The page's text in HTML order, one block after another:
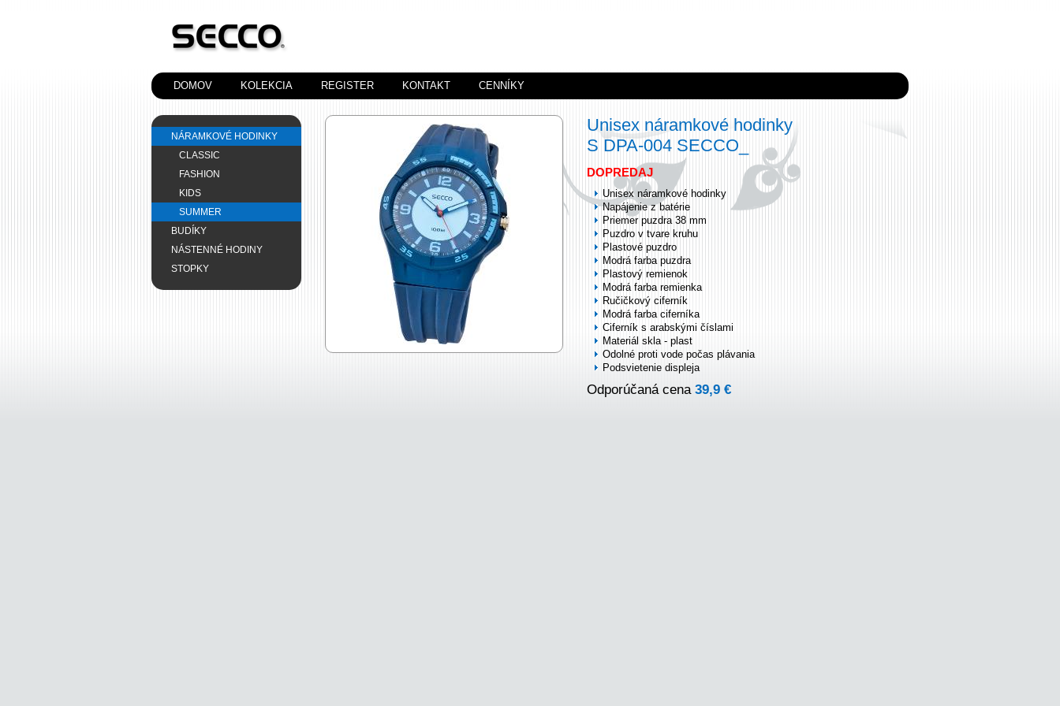
DOMOV KOLEKCIA REGISTER KONTAKT CENNÍKY
NÁRAMKOVÉ HODINKY
CLASSIC
FASHION
KIDS
SUMMER
BUDÍKY
NÁSTENNÉ HODINY
STOPKY
Unisex náramkové hodinky
S DPA-004 SECCO_
DOPREDAJ
Unisex náramkové hodinky
Napájenie z batérie
Priemer puzdra 38 mm
Puzdro v tvare kruhu
Plastové puzdro
Modrá farba puzdra
Plastový remienok
Modrá farba remienka
Ručičkový ciferník
Modrá farba ciferníka
Ciferník s arabskými číslami
Materiál skla - plast
Odolné proti vode počas plávania
Podsvietenie displeja
Odporúčaná cena 39,9 €